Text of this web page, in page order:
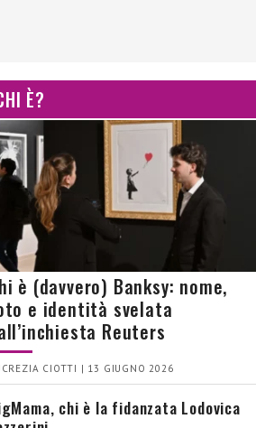
È?
è (davvero) Banksy: nome,
e identità svelata
Reuters
CIOTTI | 13 GIUGNO 2026
chi è la fidanzata Lodovica